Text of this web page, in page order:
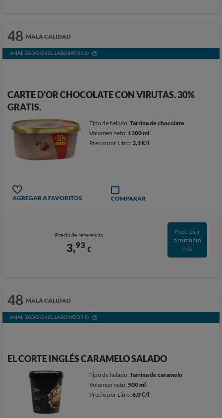
48 MALA CALIDAD
ANALIZADO EN EL LABORATORIO
CARTE D'OR CHOCOLATE CON VIRUTAS. 30%
GRATIS.
Tipo de helado:Tarrina de chocolate
Volumen neto: 1300 ml
Precio por Litro:3,1 €/l
AGREGAR A FAVORITOS COMPARAR
Precio de referencia
3,93 €
Precios y
promocio
nes
48 MALA CALIDAD
ANALIZADO EN EL LABORATORIO
EL CORTE INGLÉS CARAMELO SALADO
Tipo de helado:Tarrina de caramelo
Volumen neto:500 ml
Precio por Litro:6,0 €/l